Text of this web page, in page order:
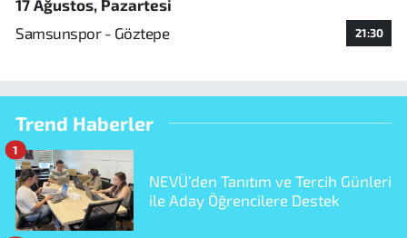
17 Ağustos, Pazartesi
Samsunspor - Göztepe
21:30
Trend Haberler
NEVÜ’den Tanıtım ve Tercih Günleri
ile Aday Öğrencilere Destek
1